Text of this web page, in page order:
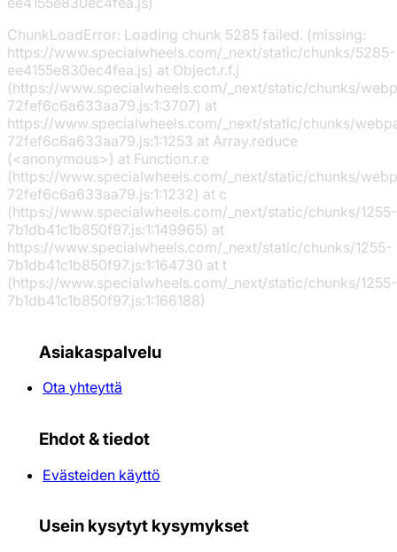
ChunkLoadError: Loading chunk 5285 failed. (missing:
https://www.specialwheels.com/_next/static/chunks/5285-
ee4155e830ec4fea.js) at Object.r.f.j
(https://www.specialwheels.com/_next/static/chunks/
72fef6c6a633aa79.js:1:3707) at
https://www.specialwheels.com/_next/static/chunks/
72fef6c6a633aa79.js:1:1253 at Array.reduce
(<anonymous>) at Function.r.e
(https://www.specialwheels.com/_next/static/chunks/
72fef6c6a633aa79.js:1:1232) at c
(https://www.specialwheels.com/_next/static/chunks/1255-
7b1db41c1b850f97.js:1:149965) at
https://www.specialwheels.com/_next/static/chunks/1255-
7b1db41c1b850f97.js:1:164730 at t
(https://www.specialwheels.com/_next/static/chunks/1255-
7b1db41c1b850f97.js:1:166188)
Asiakaspalvelu
Ota yhteyttä
Ehdot & tiedot
Evästeiden käyttö
Usein kysytyt kysymykset